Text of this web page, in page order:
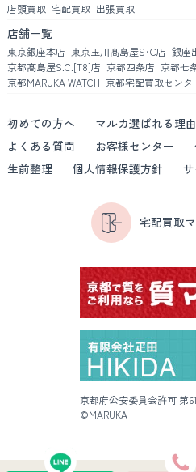
店頭買取 宅配買取 出張買取
店舗一覧
東京銀座本店 東京玉川髙島屋S･C店 銀座
京都髙島屋S.C.[T8]店 京都四条店 京都七
京都MARUKA WATCH 京都宅配買取センタ
初めての方へ マルカ選ばれる理由
よくある質問
お客様センター
生前整理
個人情報保護方針
宅配買取
京都府公安委員会許可 第
©MARUKA